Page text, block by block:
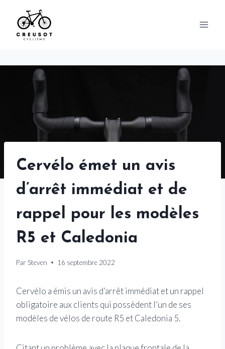
content
Cervélo émet un avis
d’arrêt immédiat et de
rappel pour les modèles
R5 et Caledonia
Par Steven 16 septembre 2022
Cervélo a émis un avis d’arrêt immédiat et un rappel
obligatoire aux clients qui possèdent l’un de ses
modèles de vélos de route R5 et Caledonia 5.